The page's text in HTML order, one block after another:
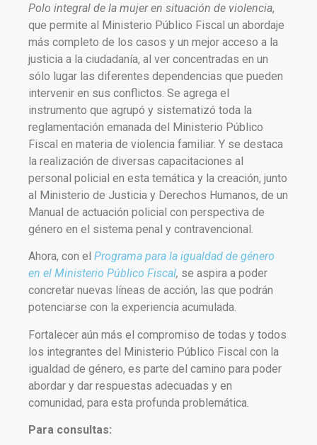
Polo integral de la mujer en situación de violencia,
que permite al Ministerio Público Fiscal un abordaje
más completo de los casos y un mejor acceso a la
justicia a la ciudadanía, al ver concentradas en un
sólo lugar las diferentes dependencias que pueden
intervenir en sus conflictos. Se agrega el
instrumento que agrupó y sistematizó toda la
reglamentación emanada del Ministerio Público
Fiscal en materia de violencia familiar. Y se destaca
la realización de diversas capacitaciones al
personal policial en esta temática y la creación, junto
al Ministerio de Justicia y Derechos Humanos, de un
Manual de actuación policial con perspectiva de
género en el sistema penal y contravencional.
Ahora, con el Programa para la igualdad de género
en el Ministerio Público Fiscal, se aspira a poder
concretar nuevas líneas de acción, las que podrán
potenciarse con la experiencia acumulada.
Fortalecer aún más el compromiso de todas y todos
los integrantes del Ministerio Público Fiscal con la
igualdad de género, es parte del camino para poder
abordar y dar respuestas adecuadas y en
comunidad, para esta profunda problemática.
Para consultas: